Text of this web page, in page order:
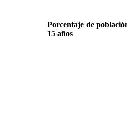
Porcentaje de
15 años